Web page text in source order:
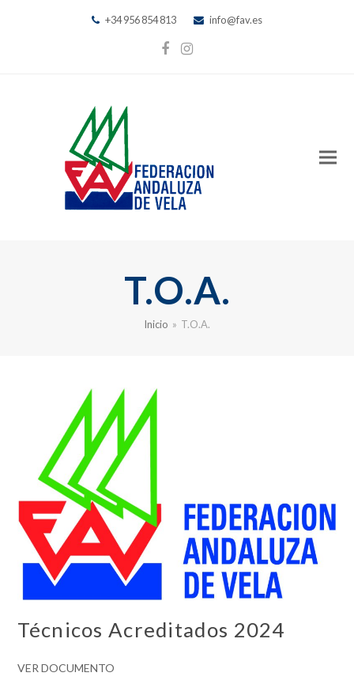
+34 956 854 813 info@fav.es
Facebook
Instagram
T.O.A.
Inicio » T.O.A.
Técnicos Acreditados 2024
VER DOCUMENTO